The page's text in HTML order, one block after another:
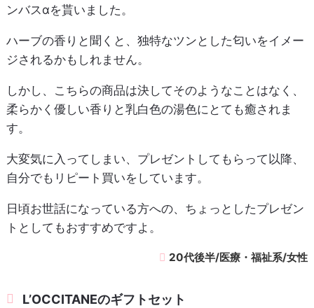
ンバスαを貰いました。
ハーブの香りと聞くと、独特なツンとした匂いをイメー
ジされるかもしれません。
しかし、こちらの商品は決してそのようなことはなく、
柔らかく優しい香りと乳白色の湯色にとても癒されま
す。
大変気に入ってしまい、プレゼントしてもらって以降、
自分でもリピート買いをしています。
日頃お世話になっている方への、ちょっとしたプレゼン
トとしてもおすすめですよ。
20代後半/医療・福祉系/女性
L’OCCITANEのギフトセット